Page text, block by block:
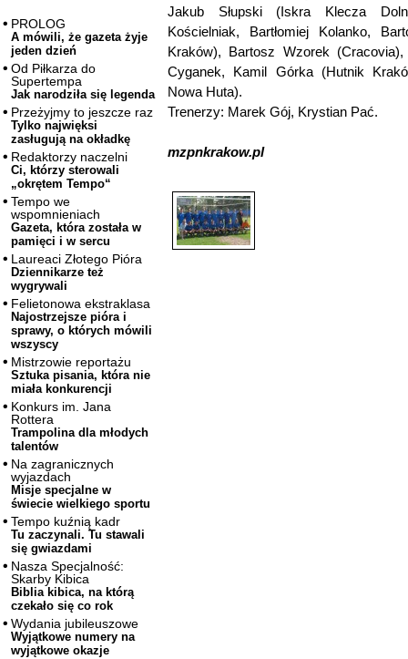
PROLOG
A mówili, że gazeta żyje
jeden dzień
Od Piłkarza do
Supertempa
Jak narodziła się legenda
Przeżyjmy to jeszcze raz
Tylko najwięksi
zasługują na okładkę
Redaktorzy naczelni
Ci, którzy sterowali
„okrętem Tempo“
Tempo we
wspomnieniach
Gazeta, która została w
pamięci i w sercu
Laureaci Złotego Pióra
Dziennikarze też
wygrywali
Felietonowa ekstraklasa
Najostrzejsze pióra i
sprawy, o których mówili
wszyscy
Mistrzowie reportażu
Sztuka pisania, która nie
miała konkurencji
Konkurs im. Jana
Rottera
Trampolina dla młodych
talentów
Na zagranicznych
wyjazdach
Misje specjalne w
świecie wielkiego sportu
Tempo kuźnią kadr
Tu zaczynali. Tu stawali
się gwiazdami
Nasza Specjalność:
Skarby Kibica
Biblia kibica, na którą
czekało się co rok
Wydania jubileuszowe
Wyjątkowe numery na
wyjątkowe okazje
Jakub Słupski (Iskra Klecza
Kościelniak, Bartłomiej Kolanko,
Kraków), Bartosz Wzorek
Cyganek, Kamil Górka (Hutnik
Nowa Huta).
Trenerzy: Marek Gój, Krystian Pać.
mzpnkrakow.pl